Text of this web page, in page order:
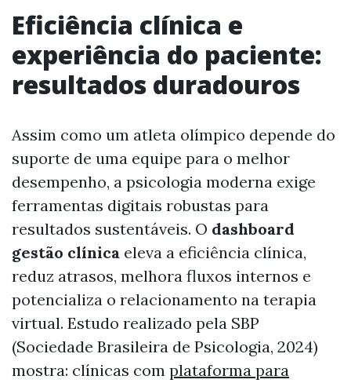
Eficiência clínica e
experiência do paciente:
resultados duradouros
Assim como um atleta olímpico depende do
suporte de uma equipe para o melhor
desempenho, a psicologia moderna exige
ferramentas digitais robustas para
resultados sustentáveis. O dashboard
gestão clínica eleva a eficiência clínica,
reduz atrasos, melhora fluxos internos e
potencializa o relacionamento na terapia
virtual. Estudo realizado pela SBP
(Sociedade Brasileira de Psicologia, 2024)
mostra: clínicas com plataforma para